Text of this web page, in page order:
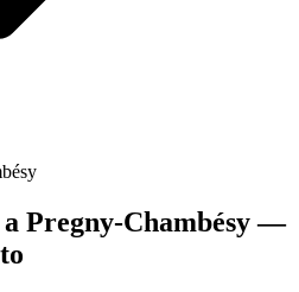
Pregny-Chambésy —